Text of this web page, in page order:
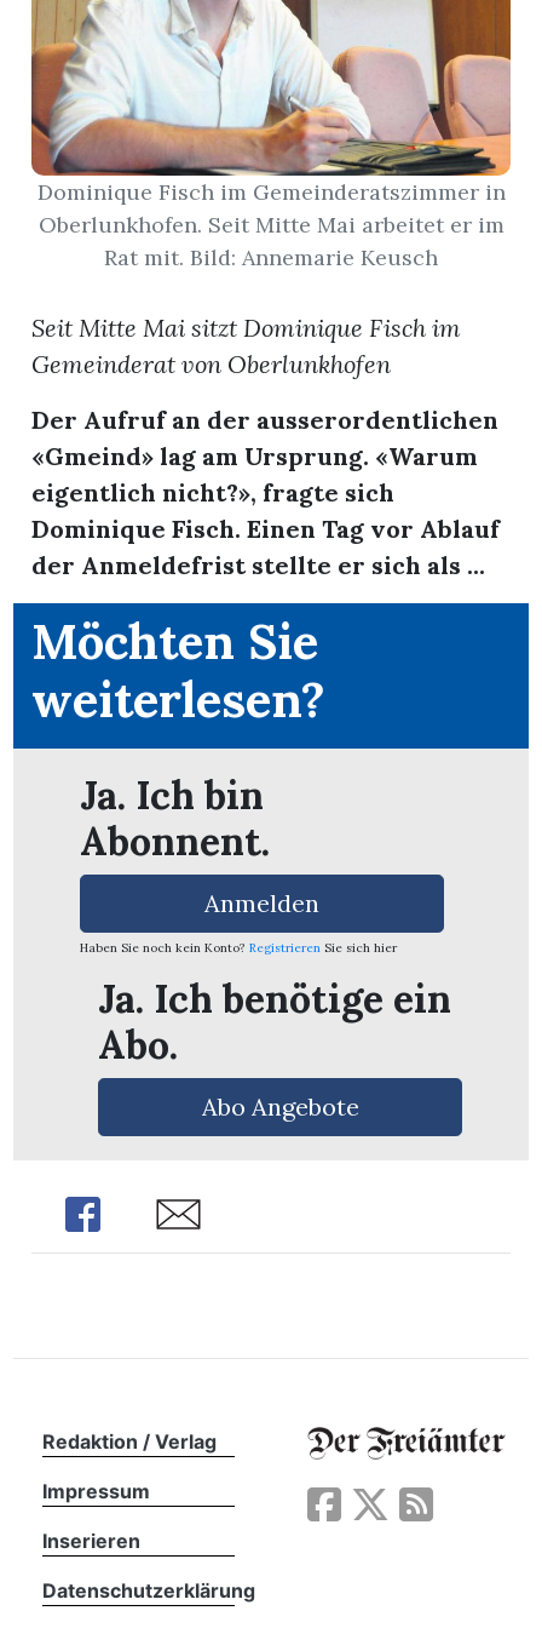
App
Dominique Fisch im Gemeinderatszimmer in
Oberlunkhofen. Seit Mitte Mai arbeitet er im
Rat mit. Bild: Annemarie Keusch
Seit Mitte Mai sitzt Dominique Fisch im
Gemeinderat von Oberlunkhofen
Der Aufruf an der ausserordentlichen
«Gmeind» lag am Ursprung. «Warum
eigentlich nicht?», fragte sich
Dominique Fisch. Einen Tag vor Ablauf
der Anmeldefrist stellte er sich als ...
Möchten Sie
weiterlesen?
Ja. Ich bin
Abonnent.
Anmelden
Haben Sie noch kein Konto? Registrieren Sie sich hier
Ja. Ich benötige ein
Abo.
Abo Angebote
Share Share
Redaktion / Verlag
Impressum
Inserieren
Datenschutzerklärung